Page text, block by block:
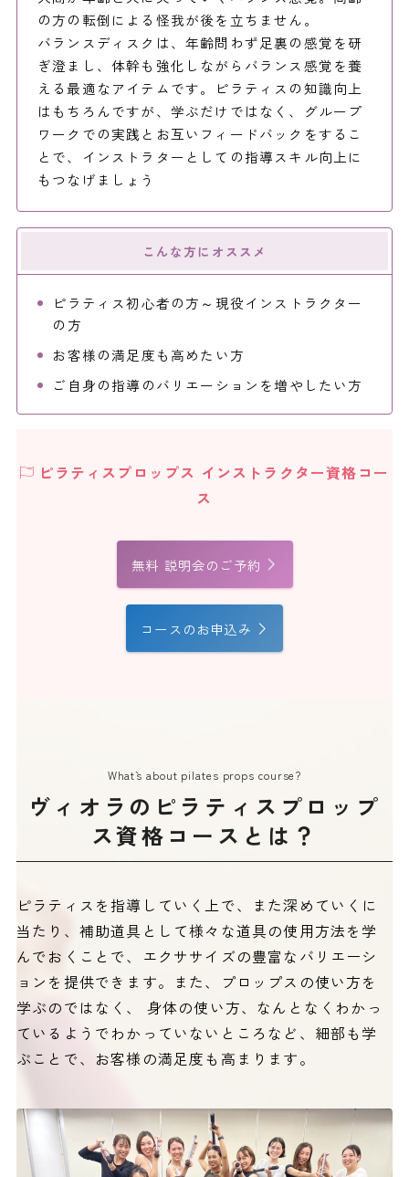
の方の転倒による怪我が後を立ちません。
バランスディスクは、年齢問わず足裏の感覚を研
ぎ澄まし、体幹も強化しながらバランス感覚を養
える最適なアイテムです。ピラティスの知識向上
はもちろんですが、学ぶだけではなく、グループ
ワークでの実践とお互いフィードバックをするこ
とで、インストラターとしての指導スキル向上に
もつなげましょう
こんな方にオススメ
ピラティス初心者の方～現役インストラクター
の方
お客様の満足度も高めたい方
ご自身の指導のバリエーションを増やしたい方
ピラティスプロップス インストラクター資格コー
ス
無料 説明会のご予約
コースのお申込み
What`s about pilates props course?
ヴィオラのピラティスプロップ
ス資格コースとは？
ピラティスを指導していく上で、また深めていくに
当たり、補助道具として様々な道具の使用方法を学
んでおくことで、エクササイズの豊富なバリエーシ
ョンを提供できます。また、プロップスの使い方を
学ぶのではなく、 身体の使い方、なんとなくわかっ
ているようでわかっていないところなど、細部も学
ぶことで、お客様の満足度も高まります。